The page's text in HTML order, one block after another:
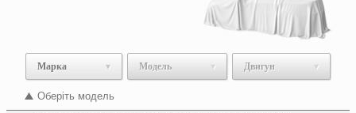
Марка Модель Двигун
Оберіть модель